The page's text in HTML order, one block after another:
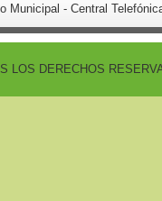
Municipal - Central
LOS DERECHOS